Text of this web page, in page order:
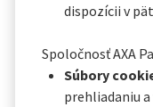
dispozícii v
Spoločnosť AXA
Súbory
prehliadaniu